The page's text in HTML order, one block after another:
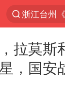
浙江台州
拉莫斯
，国安